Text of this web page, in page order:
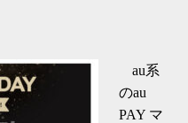
au系
のau
PAY マ